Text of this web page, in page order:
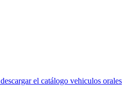
descargar el catálogo vehiculos orales